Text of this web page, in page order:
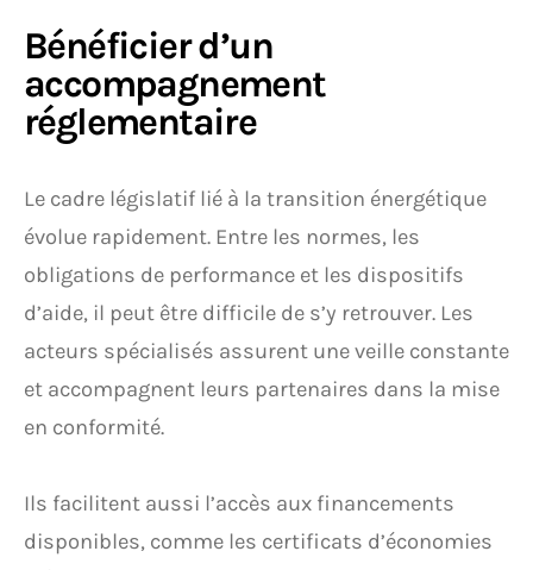
Bénéficier d’un
accompagnement
réglementaire
Le cadre législatif lié à la transition énergétique
évolue rapidement. Entre les normes, les
obligations de performance et les dispositifs
d’aide, il peut être difficile de s’y retrouver. Les
acteurs spécialisés assurent une veille constante
et accompagnent leurs partenaires dans la mise
en conformité.
Ils facilitent aussi l’accès aux financements
disponibles, comme les certificats d’économies